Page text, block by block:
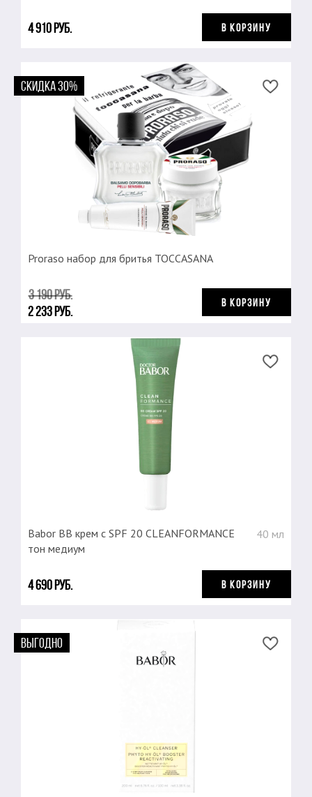
4 910 руб. В КОРЗИНУ
СКИДКА 30%
Proraso набор для бритья TOCCASANA
3 190 руб.
2 233 руб.
В КОРЗИНУ
Babor ВВ крем с SPF 20 CLEANFORMANCE
тон медиум
40 мл
4 690 руб. В КОРЗИНУ
ВЫГОДНО